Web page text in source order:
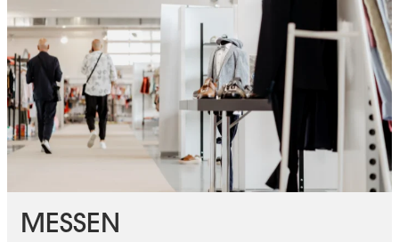
MESSEN